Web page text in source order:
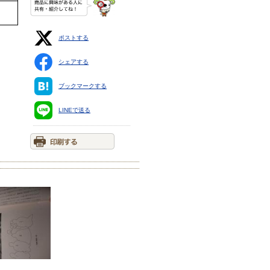
ポストする
シェアする
ブックマークする
LINEで送る